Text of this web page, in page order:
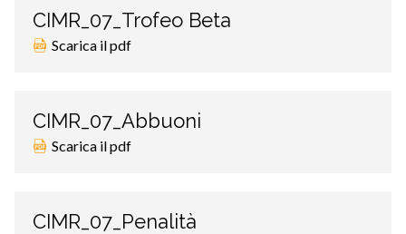
CIMR_07_Trofeo Beta
Scarica il pdf
CIMR_07_Abbuoni
Scarica il pdf
CIMR_07_Penalità